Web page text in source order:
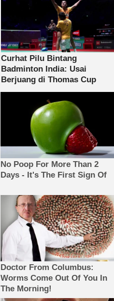
No Poop For More Than 2
Days - It's The First Sign Of
Doctor From Columbus:
Worms Come Out Of You In
The Morning!